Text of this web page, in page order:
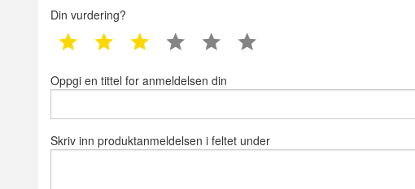
Din vurdering?
1 star 2 star 3 star 4 star 5 star
Oppgi en tittel for anmeldelsen din
Skriv inn produktanmeldelsen i feltet under